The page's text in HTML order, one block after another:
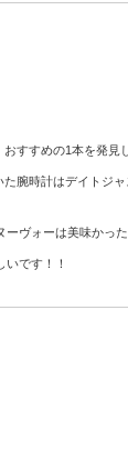
すすめの1本を発見
腕時計はデイトジ
ヴォーは美味かった
です！！